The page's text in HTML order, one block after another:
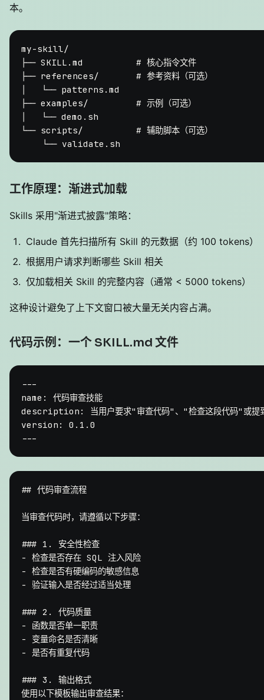
本。
my-skill/
├── SKILL.md          # 核心指令文件
├── references/       # 参考资料（可选）
│   └── patterns.md
├── examples/         # 示例（可选）
│   └── demo.sh
└── scripts/          # 辅助脚本（可选）
工作原理：渐进式加载
Skills 采用"渐进式披露"策略：
Claude 首先扫描所有 Skill 的元数据（约 100 tokens）
根据用户请求判断哪些 Skill 相关
仅加载相关 Skill 的完整内容（通常 < 5000 tokens）
这种设计避免了上下文窗口被大量无关内容占满。
代码示例：一个 SKILL.md 文件
---
name:
代码审查技能
description:
当用户要求"审查代码"、"检查这段代码"或
version:
0.1 .0
## 代码审查流程
当审查代码时，请遵循以下步骤：
### 1. 安全性检查
-
-
- 验证输入是否经过适当处理
### 2. 代码质量
-
-
- 是否有重复代码
### 3. 输出格式
使用以下模板输出审查结果：